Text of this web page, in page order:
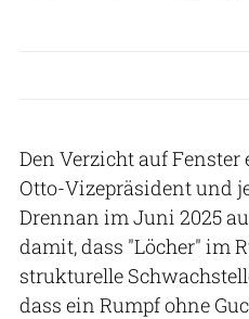
Den Verzicht auf
Otto-Vizepräsident und
Drennan im Juni 2025
damit, dass "Löcher" im
strukturelle
dass ein Rumpf ohne